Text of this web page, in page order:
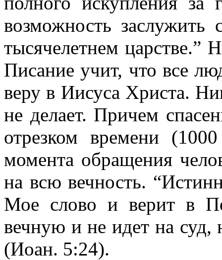
возможность
тысячелетнем царстве.”
Писание учит, что все
веру в Иисуса Христа.
не делает. Причем
отрезком времени
момента обращения
на всю вечность.
Мое слово и верит в
вечную и не идет на суд,
(Иоан. 5:24).